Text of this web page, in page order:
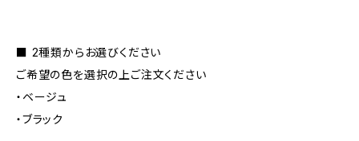
■ 2種類からお選びください
ご希望の色を選択の上ご注文ください
・ベージュ
・ブラック